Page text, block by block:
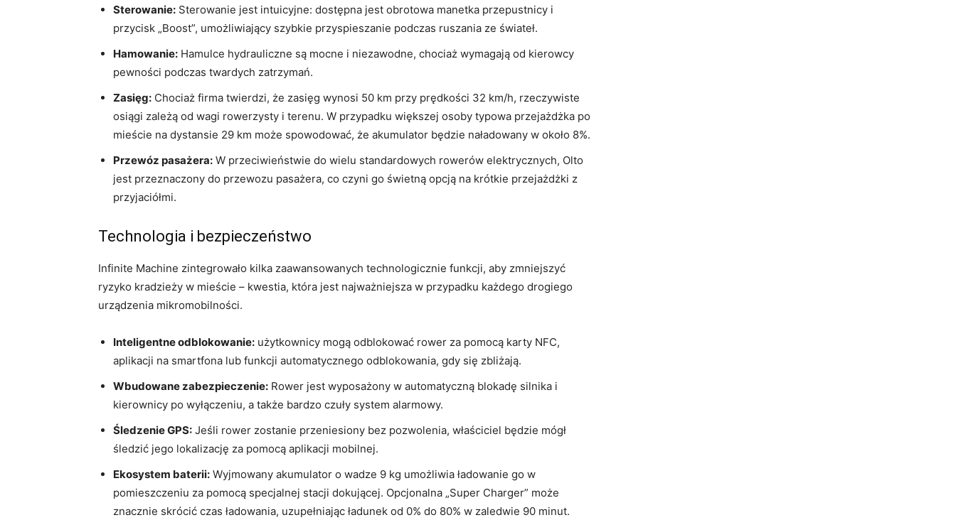
Sterowanie: Sterowanie jest intuicyjne: dostępna jest obrotowa manetka przepustnicy i
przycisk „Boost”, umożliwiający szybkie przyspieszanie podczas ruszania ze świateł.
Hamowanie: Hamulce hydrauliczne są mocne i niezawodne, chociaż wymagają od kierowcy
pewności podczas twardych zatrzymań.
Zasięg: Chociaż firma twierdzi, że zasięg wynosi 50 km przy prędkości 32 km/h, rzeczywiste
osiągi zależą od wagi rowerzysty i terenu. W przypadku większej osoby typowa przejażdżka po
mieście na dystansie 29 km może spowodować, że akumulator będzie naładowany w około 8%.
Przewóz pasażera: W przeciwieństwie do wielu standardowych rowerów elektrycznych, Olto
jest przeznaczony do przewozu pasażera, co czyni go świetną opcją na krótkie przejażdżki z
przyjaciółmi.
Technologia i bezpieczeństwo
Infinite Machine zintegrowało kilka zaawansowanych technologicznie funkcji, aby zmniejszyć
ryzyko kradzieży w mieście – kwestia, która jest najważniejsza w przypadku każdego drogiego
urządzenia mikromobilności.
Inteligentne odblokowanie: użytkownicy mogą odblokować rower za pomocą karty NFC,
aplikacji na smartfona lub funkcji automatycznego odblokowania, gdy się zbliżają.
Wbudowane zabezpieczenie: Rower jest wyposażony w automatyczną blokadę silnika i
kierownicy po wyłączeniu, a także bardzo czuły system alarmowy.
Śledzenie GPS: Jeśli rower zostanie przeniesiony bez pozwolenia, właściciel będzie mógł
śledzić jego lokalizację za pomocą aplikacji mobilnej.
Ekosystem baterii: Wyjmowany akumulator o wadze 9 kg umożliwia ładowanie go w
pomieszczeniu za pomocą specjalnej stacji dokującej. Opcjonalna „Super Charger” może
znacznie skrócić czas ładowania, uzupełniając ładunek od 0% do 80% w zaledwie 90 minut.